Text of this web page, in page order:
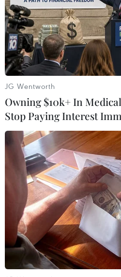
bố một trang web và một
Twitter mới trong bối
chuẩn bị tiếp quản cương
Trắng.
Theo đó, khi truy cập vào
"greatagain.gov," người
những thông tin cần thiết
tân Tổng thống Trump,
tiểu sử của "ông trùm" bất
Trong khi đó, tài khoản
chuyển giao quyền lực
@transition2017 cũng đã
thái đầu tiên vào đêm 9/
tác cùng nhau, chúng ta
cấp bách là xây dựng đất
giấc mơ Mỹ."
Đứng đầu đội ngũ chuyển
ông Trump là Thống đốc
JG Wentworth
Owning $10k+ In
Stop Paying Interest